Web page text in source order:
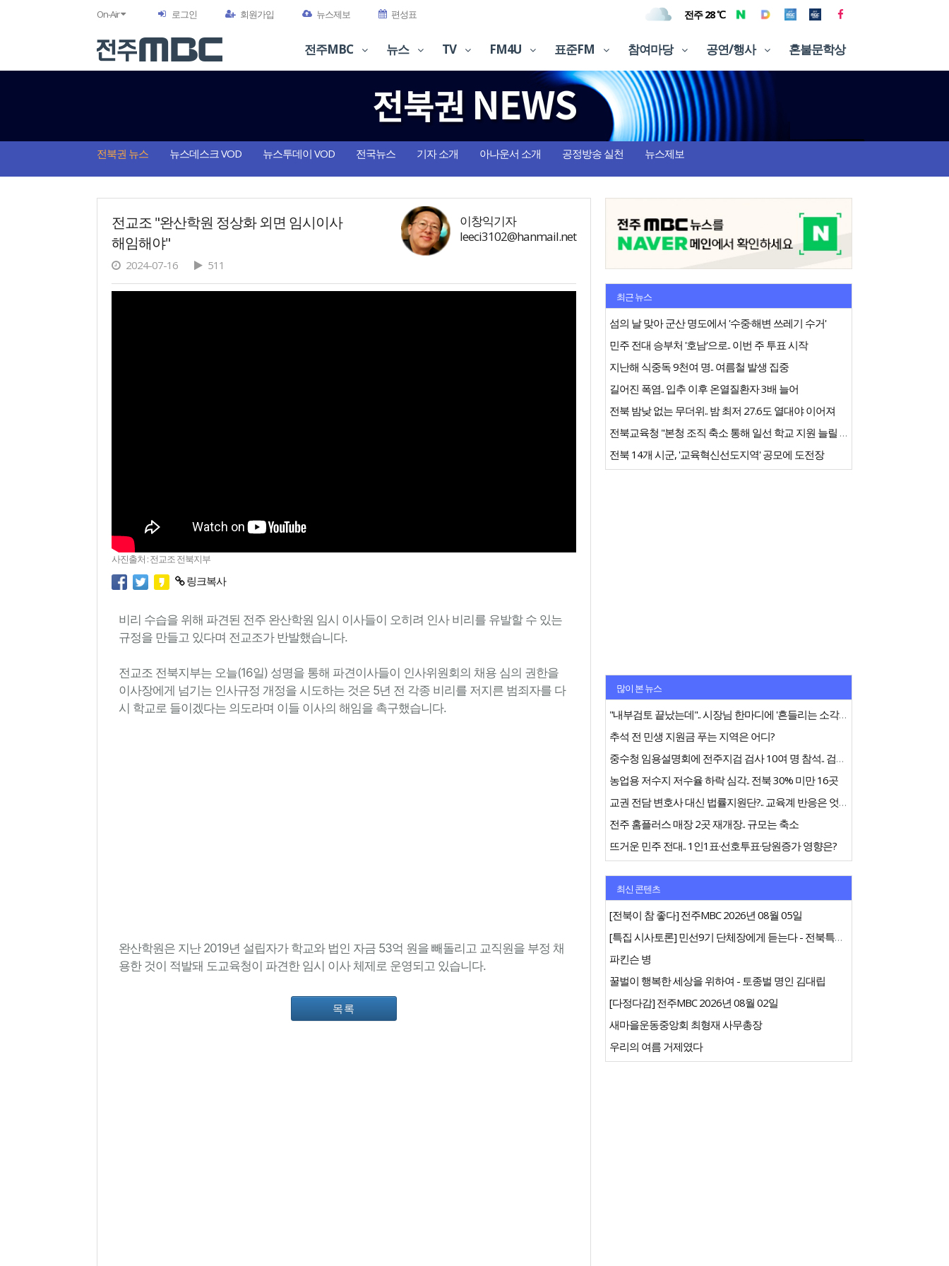
On-Air 로그인 회원가입 뉴스제보 편성표 전주 28 ℃
전주MBC 뉴스 TV FM4U 표준FM 참여마당 공연/행사 혼불문학상
전북권 뉴스 뉴스데스크 VOD 뉴스투데이 VOD 전국뉴스 기자 소개 아나운서 소개 공정방송 실천 뉴스제보
전교조 "완산학원 정상화 외면 임시이사
해임해야"
2024-07-16 511
이창익기자
leeci3102@hanmail.net
사진출처 : 전교조 전북지부
링크복사
비리 수습을 위해 파견된 전주 완산학원 임시 이사들이 오히려 인사 비리를 유발할 수 있는
규정을 만들고 있다며 전교조가 반발했습니다.
전교조 전북지부는 오늘(16일) 성명을 통해 파견이사들이 인사위원회의 채용 심의 권한을
이사장에게 넘기는 인사규정 개정을 시도하는 것은 5년 전 각종 비리를 저지른 범죄자를 다
시 학교로 들이겠다는 의도라며 이들 이사의 해임을 촉구했습니다.
완산학원은 지난 2019년 설립자가 학교와 법인 자금 53억 원을 빼돌리고 교직원을 부정 채
용한 것이 적발돼 도교육청이 파견한 임시 이사 체제로 운영되고 있습니다.
목록
최근 뉴스
섬의 날 맞아 군산 명도에서 '수중·해변 쓰레기 수거'
민주 전대 승부처 '호남'으로.. 이번 주 투표 시작
지난해 식중독 9천여 명.. 여름철 발생 집중
길어진 폭염.. 입추 이후 온열질환자 3배 늘어
전북 밤낮 없는 무더위.. 밤 최저 27.6도 열대야 이어져
전북교육청 "본청 조직 축소 통해 일선 학교 지원 늘릴 것"
전북 14개 시군, '교육혁신선도지역' 공모에 도전장
많이 본 뉴스
"내부검토 끝났는데".. 시장님 한마디에 '흔들리는 소각장'
추석 전 민생 지원금 푸는 지역은 어디?
중수청 임용설명회에 전주지검 검사 10여 명 참석.. 검사들 '신중론'
농업용 저수지 저수율 하락 심각.. 전북 30% 미만 16곳
교권 전담 변호사 대신 법률지원단?.. 교육계 반응은 엇갈려
전주 홈플러스 매장 2곳 재개장.. 규모는 축소
뜨거운 민주 전대.. 1인1표·선호투표·당원증가 영향은?
최신 콘텐츠
[전북이 참 좋다] 전주MBC 2026년 08월 05일
[특집 시사토론] 민선9기 단체장에게 듣는다 - 전북특별자치도지사
파킨슨 병
꿀벌이 행복한 세상을 위하여 - 토종벌 명인 김대립
[다정다감] 전주MBC 2026년 08월 02일
새마을운동중앙회 최형재 사무총장
우리의 여름 거제였다